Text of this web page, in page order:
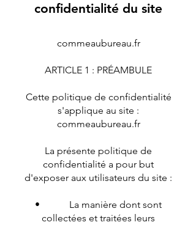
confidentialité du site
commeaubureau.fr
ARTICLE 1 : PRÉAMBULE
Cette politique de confidentialité
s'applique au site :
commeaubureau.fr
La présente politique de
confidentialité a pour but
d'exposer aux utilisateurs du site :
• La manière dont sont
collectées et traitées leurs